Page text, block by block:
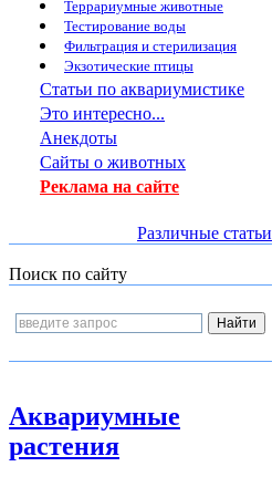
Террариумные животные
Тестирование воды
Фильтрация и стерилизация
Экзотические птицы
Статьи по аквариумистике
Это интересно...
Анекдоты
Сайты о животных
Реклама на сайте
Различные статьи
Поиск по сайту
Аквариумные
растения